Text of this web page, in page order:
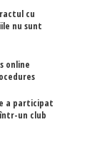
cu
nu sunt
online
a participat
un club